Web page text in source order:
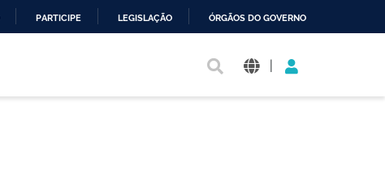
PARTICIPE LEGISLAÇÃO ÓRGÃOS DO GOVERNO
|